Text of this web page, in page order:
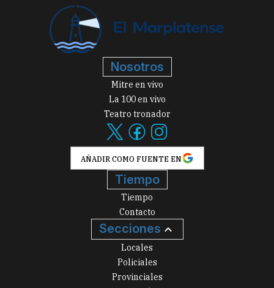
Nosotros
Mitre en vivo
La 100 en vivo
Teatro tronador
AÑADIR COMO FUENTE EN
Tiempo
Tiempo
Contacto
Secciones
Locales
Policiales
Provinciales